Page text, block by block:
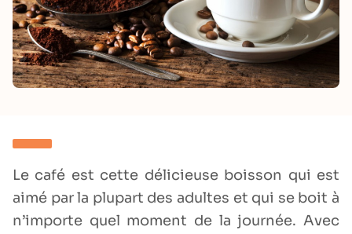
Le café est cette délicieuse boisson qui est
aimé par la plupart des adultes et qui se boit à
n’importe quel moment de la journée. Avec